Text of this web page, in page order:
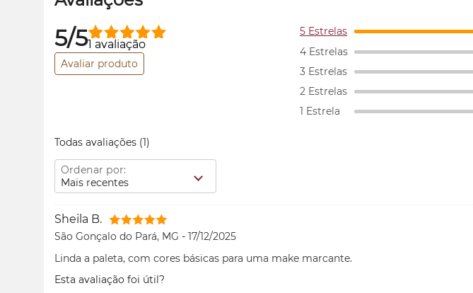
5/51 avaliação
Avaliar produto
5 Estrelas
4 Estrelas
3 Estrelas
2 Estrelas
1 Estrela
Todas avaliações (1)
Ordenar por:
Mais recentes
Sheila B.
São Gonçalo do Pará, MG - 17/12/2025
Linda a paleta, com cores básicas para uma make marcante.
Esta avaliação foi útil?